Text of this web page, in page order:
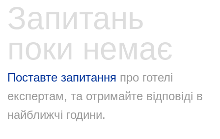
Запитань
поки немає
Поставте запитання про готелі
експертам, та отримайте відповіді в
найближчі години.